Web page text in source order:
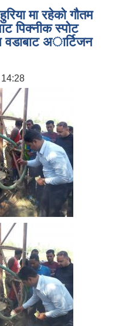
मा रहेको गाैतम
पिक्नीक स्पोट
वडाबाट अार्टिजन